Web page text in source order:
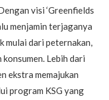
visi ‘Greenfields
menjamin terjaganya
mulai dari peternakan,
Lebih dari
ekstra memajukan
program KSG yang